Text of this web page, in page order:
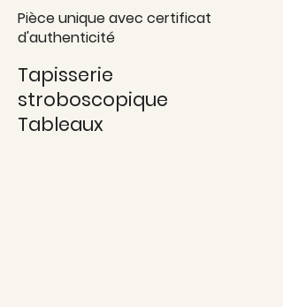
Pièce unique avec certificat
d'authenticité
Tapisserie
stroboscopique
Tableaux